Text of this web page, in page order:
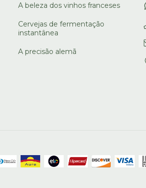
A beleza dos vinhos franceses
Cervejas de fermentação
instantânea
A precisão alemã